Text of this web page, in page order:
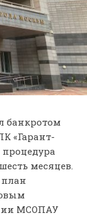
банкротом
«Гарант-
процедура
месяцев.
план
МСОПАУ